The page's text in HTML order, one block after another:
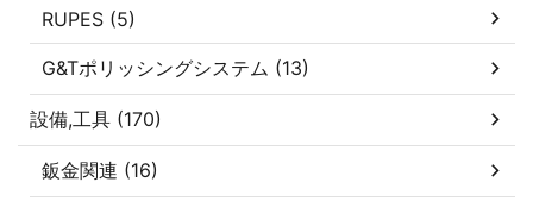
RUPES (5)
G&Tポリッシングシステム (13)
設備,工具 (170)
鈑金関連 (16)